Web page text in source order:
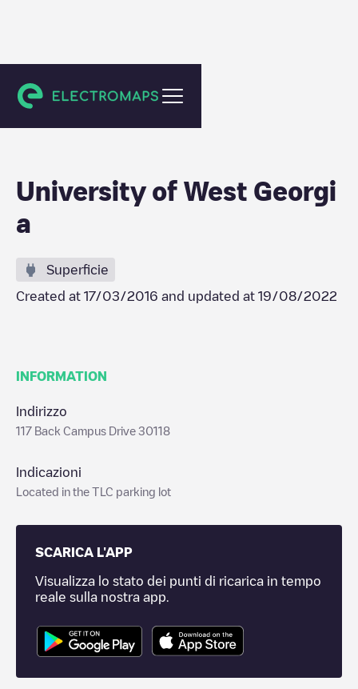
Carrollton
University of West Georgi
a
Superficie
Created at 17/03/2016 and updated at 19/08/2022
INFORMATION
Indirizzo
117 Back Campus Drive 30118
Indicazioni
Located in the TLC parking lot
SCARICA L'APP
Visualizza lo stato dei punti di ricarica in tempo
reale sulla nostra app.